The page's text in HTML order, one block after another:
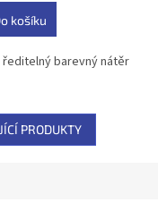
košíku
ředitelný barevný nátěr
PRODUKTY